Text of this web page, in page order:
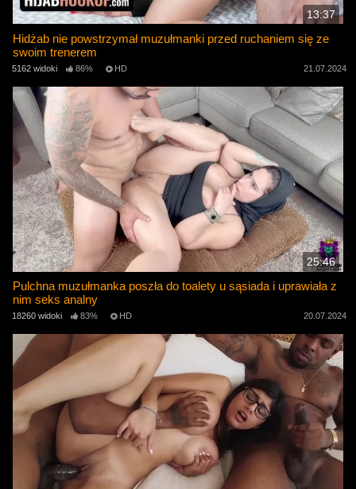
13:37
Hidżab nie powstrzymał muzułmanki przed ruchaniem się ze
swoim trenerem
5162 widoki 86% HD 21.07.2024
25:46
Pulchna muzułmanka poszła do toalety u sąsiada i uprawiała z
nim seks analny
18260 widoki 83% HD 20.07.2024